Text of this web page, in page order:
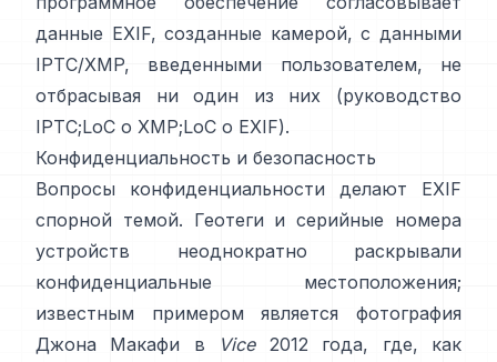
данные EXIF, созданные камерой, с данными
IPTC/XMP, введенными пользователем, не
отбрасывая ни один из них (руководство
IPTC;LoC о XMP;LoC о EXIF).
Конфиденциальность и безопасность
Вопросы конфиденциальности делают EXIF
спорной темой. Геотеги и серийные номера
устройств неоднократно раскрывали
конфиденциальные местоположения;
известным примером является фотография
Джона Макафи в
Vice2012 года, где, как